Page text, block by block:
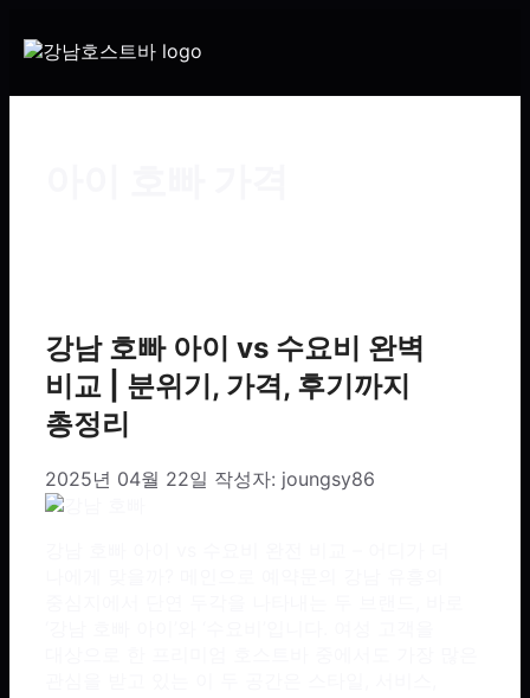
강남 호빠 아이 vs 수요비 완벽
비교 | 분위기, 가격, 후기까지
총정리
2025년 04월 22일 작성자: joungsy86